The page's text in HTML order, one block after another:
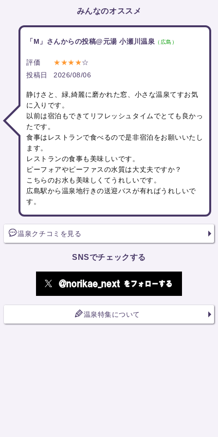
みんなのオススメ
「M」さんからの投稿@元湯 小瀬川温泉 （広島）
評価 ★★★★☆
投稿日
2026/08/06
静けさと、緑,綺麗に磨かれた窓、小さな温泉てすお気
に入りです。
以前は宿泊もできてリフレッシュタイムでとても良かっ
たです。
食事はレストランで食べるので是非宿泊をお願いいたし
ます。
レストランの食事も美味しいです。
ピーフォアやピーファスの水質は大丈夫ですか？
こちらのお水も美味しくてうれしいです。
広島駅から温泉地行きの送迎バスが有ればうれしいで
す。
温泉クチコミを見る
SNSでチェックする
温泉特集について